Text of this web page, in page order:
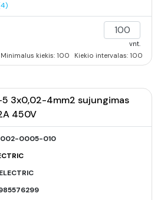
vnt.
Minimalus kiekis: 100
Kiekio intervalas: 100
5 3x0,02-4mm2 sujungimas
450V
0005-010